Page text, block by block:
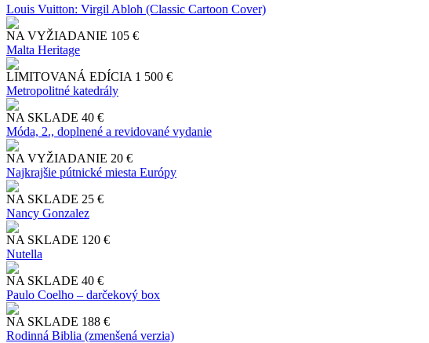
Louis Vuitton: Virgil Abloh (Classic Cartoon Cover)
NA VYŽIADANIE 105 €
Malta Heritage
LIMITOVANÁ EDÍCIA 1 500 €
Metropolitné katedrály
NA SKLADE 40 €
Móda, 2., doplnené a revidované vydanie
NA VYŽIADANIE 20 €
Najkrajšie pútnické miesta Európy
NA SKLADE 25 €
Nancy Gonzalez
NA SKLADE 120 €
Nutella
NA SKLADE 40 €
Paulo Coelho – darčekový box
NA SKLADE 188 €
Rodinná Biblia (zmenšená verzia)